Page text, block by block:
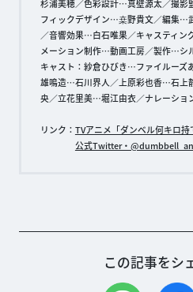
杉浦美穂／色彩設計…真壁源太／撮影
フィックデザイン…桒野貴文／編集…
／音響効果…白石唯果／キャスティン
メーション制作…動画工房／製作…シ
キャスト：紗倉ひびき…ファイルー
雄鳴造…石川界人／上原彩也香…石上
央／立花里美…堀江由衣／ナレーシ
リンク： TVアニメ「ダンベル何キロ持
公式Twitter・
この記事をシ